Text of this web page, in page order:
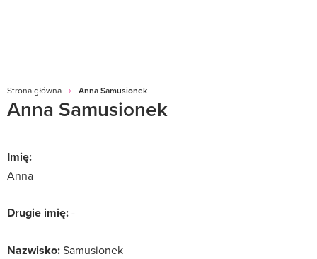
Strona główna Anna Samusionek
Anna Samusionek
Imię:
Anna
Drugie imię:-
Nazwisko:Samusionek